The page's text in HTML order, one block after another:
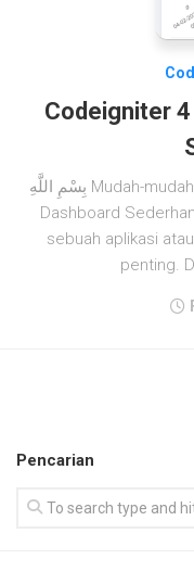
Codeigniter
بِسْمِ اللَّهِ Mudah-mudahan tutorial Codeigniter 4 – Membuat
Dashboard
sebuah aplikasi
penting.
Pencarian